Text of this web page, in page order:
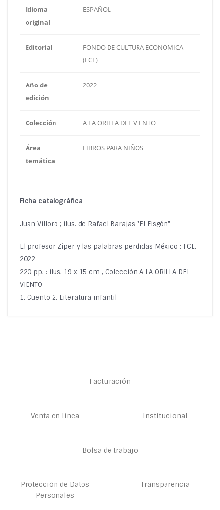
Idioma
original
ESPAÑOL
Editorial
FONDO DE CULTURA ECONÓMICA
(FCE)
Año de
edición
2022
Colección A LA ORILLA DEL VIENTO
Área
temática
LIBROS PARA NIÑOS
Ficha catalográfica
Juan Villoro ; ilus. de Rafael Barajas "El Fisgón"
El profesor Zíper y las palabras perdidas México : FCE,
2022
220 pp. : ilus. 19 x 15 cm , Colección A LA ORILLA DEL
VIENTO
1. Cuento 2. Literatura infantil
Facturación
Venta en línea Institucional
Bolsa de trabajo
Protección de Datos
Personales
Transparencia